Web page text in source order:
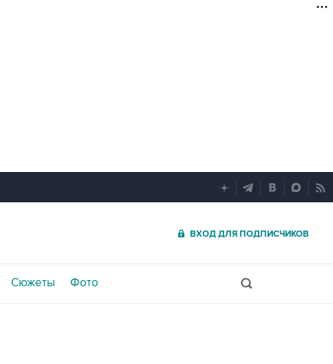
ВХОД ДЛЯ ПОДПИСЧИКОВ
Сюжеты Фото